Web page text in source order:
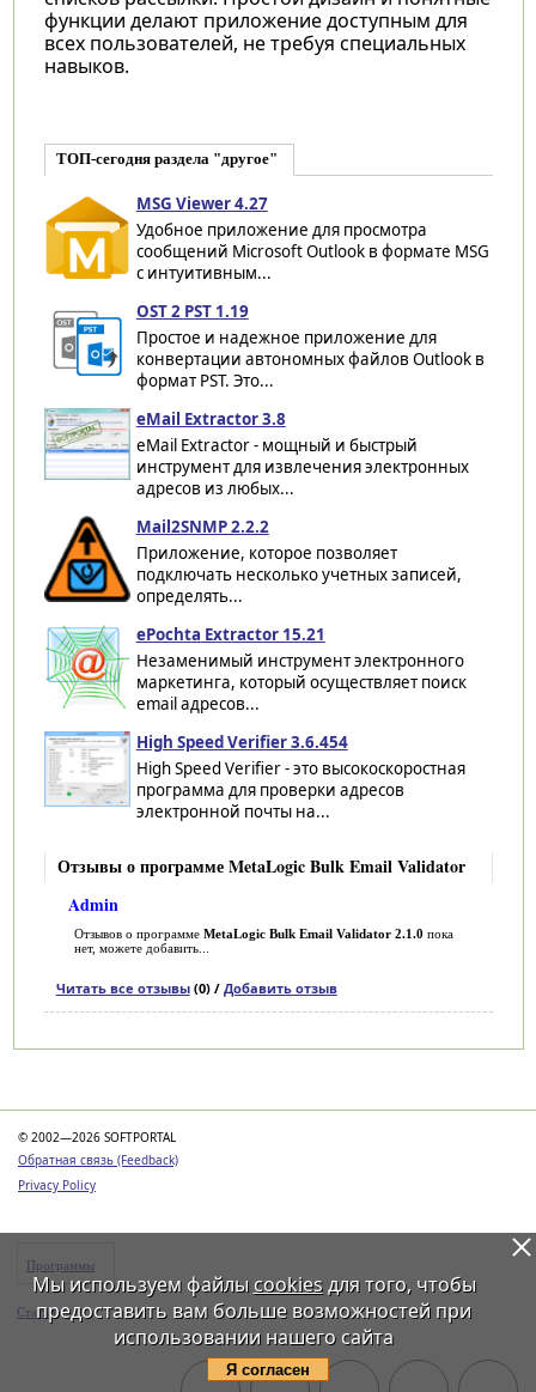
функции делают приложение доступным для
всех пользователей, не требуя специальных
навыков.
ТОП-сегодня раздела "другое"
MSG Viewer 4.27
Удобное приложение для просмотра
сообщений Microsoft Outlook в формате MSG
с интуитивным...
OST 2 PST 1.19
Простое и надежное приложение для
конвертации автономных файлов Outlook в
формат PST. Это...
eMail Extractor 3.8
eMail Extractor - мощный и быстрый
инструмент для извлечения электронных
адресов из любых...
Mail2SNMP 2.2.2
Приложение, которое позволяет
подключать несколько учетных записей,
определять...
ePochta Extractor 15.21
Незаменимый инструмент электронного
маркетинга, который осуществляет поиск
email адресов...
High Speed Verifier 3.6.454
High Speed Verifier - это высокоскоростная
программа для проверки адресов
электронной почты на...
Отзывы о программе MetaLogic Bulk Email Validator
Admin
Отзывов о программе MetaLogic Bulk Email Validator 2.1.0 пока
нет, можете добавить...
Читать все отзывы(0) / Добавить отзыв
© 2002—2026 SOFTPORTAL
Обратная связь (Feedback)
Privacy Policy
Программы
Статьи
Мы используем файлы cookiesдля того, чтобы
предоставить вам больше возможностей при
использовании нашего сайта